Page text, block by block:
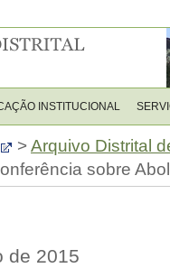
INSTITUCIONAL
>Arquivo Distrital
sobre
de 2015